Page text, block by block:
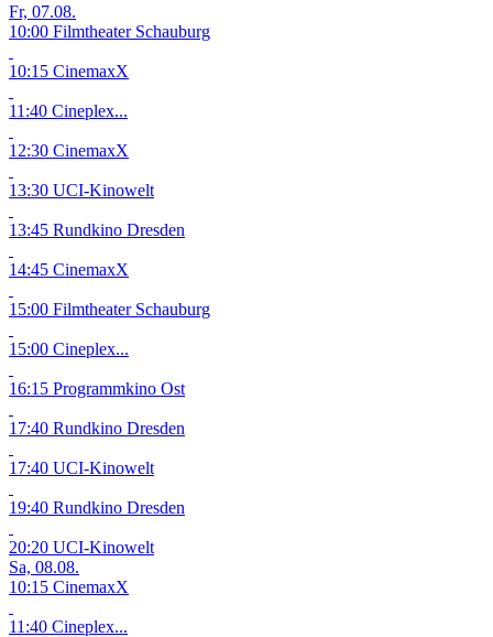
Fr, 07.08.
10:00 Filmtheater Schauburg
10:15 CinemaxX
11:40 Cineplex...
12:30 CinemaxX
13:30 UCI-Kinowelt
13:45 Rundkino Dresden
14:45 CinemaxX
15:00 Filmtheater Schauburg
15:00 Cineplex...
16:15 Programmkino Ost
17:40 Rundkino Dresden
17:40 UCI-Kinowelt
19:40 Rundkino Dresden
20:20 UCI-Kinowelt
Sa, 08.08.
10:15 CinemaxX
11:40 Cineplex...